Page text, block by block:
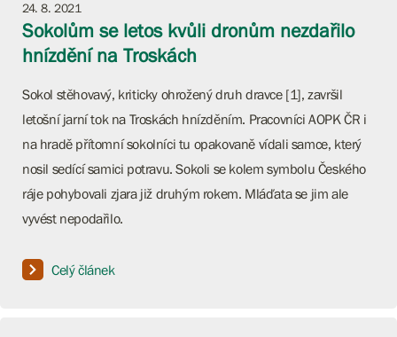
24. 8. 2021
Sokolům se letos kvůli dronům nezdařilo
hnízdění na Troskách
Sokol stěhovavý, kriticky ohrožený druh dravce [1], završil
letošní jarní tok na Troskách hnízděním. Pracovníci AOPK ČR i
na hradě přítomní sokolníci tu opakovaně vídali samce, který
nosil sedící samici potravu. Sokoli se kolem symbolu Českého
ráje pohybovali zjara již druhým rokem. Mláďata se jim ale
vyvést nepodařilo.
Celý článek